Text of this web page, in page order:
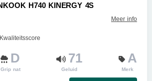
H740 KINERGY 4S
Meer info
Kwaliteitsscore
D
Grip nat
71
Geluid
A
Merk